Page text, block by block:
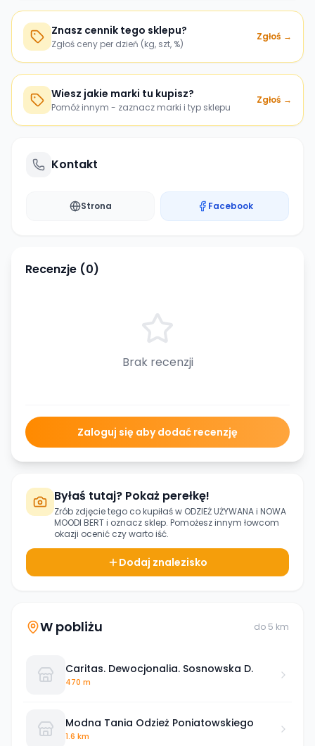
Znasz cennik tego sklepu?
Zgłoś ceny per dzień (kg, szt, %)
Zgłoś →
Wiesz jakie marki tu kupisz?
Pomóż innym - zaznacz marki i typ sklepu
Zgłoś →
Kontakt
Strona Facebook
Recenzje (0)
Brak recenzji
Zaloguj się aby dodać recenzję
Byłaś tutaj? Pokaż perełkę!
Zrób zdjęcie tego co kupiłaś w ODZIEŻ UŻYWANA i NOWA
MOODI BERTi oznacz sklep. Pomożesz innym łowcom
okazji ocenić czy warto iść.
Dodaj znalezisko
W pobliżu do 5 km
Caritas. Dewocjonalia. Sosnowska D.
470 m
Modna Tania Odzież Poniatowskiego
1.6 km